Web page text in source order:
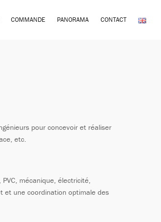
COMMANDE PANORAMA CONTACT
pour concevoir et réaliser
etc.
mécanique, électricité,
et une coordination optimale des